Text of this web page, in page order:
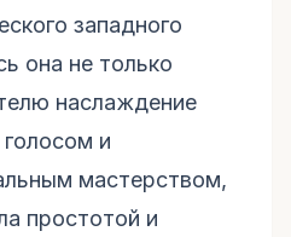
западного
она не только
наслаждение
и
мастерством,
простотой и